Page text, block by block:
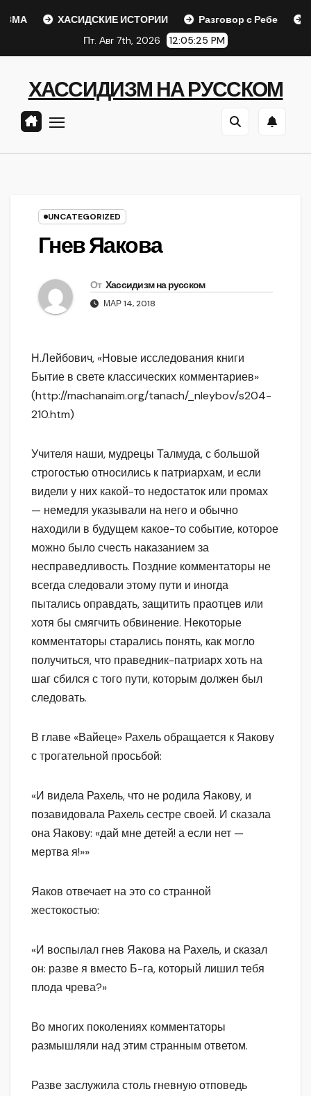
ХАСИДСКИЕ ИСТОРИИ Разговор с Ребе
Шаар
Пт. Авг 7th, 2026
12:05:26 PM
ХАССИДИЗМ НА РУССКОМ
UNCATEGORIZED
Гнев Яакова
От Хассидизм на русском
МАР 14, 2018
Н.Лейбович, «Новые исследования книги
Бытие в свете классических комментариев»
(http://machanaim.org/tanach/_nleybov/s204-
210.htm)
Учителя наши, мудрецы Талмуда, с большой
строгостью относились к патриархам, и если
видели у них какой-то недостаток или промах
— немедля указывали на него и обычно
находили в будущем какое-то событие, которое
можно было счесть наказанием за
несправедливость. Поздние комментаторы не
всегда следовали этому пути и иногда
пытались оправдать, защитить праотцев или
хотя бы смягчить обвинение. Некоторые
комментаторы старались понять, как могло
получиться, что праведник-патриарх хоть на
шаг сбился с того пути, которым должен был
следовать.
В главе «Вайеце» Рахель обращается к Яакову
с трогательной просьбой:
«И видела Рахель, что не родила Яакову, и
позавидовала Рахель сестре своей. И сказала
она Яакову: «дай мне детей! а если нет —
мертва я!»»
Яаков отвечает на это со странной
жестокостью:
«И воспылал гнев Яакова на Рахель, и сказал
он: разве я вместо Б-га, который лишил тебя
плода чрева?»
Во многих поколениях комментаторы
размышляли над этим странным ответом.
Разве заслужила столь гневную отповедь